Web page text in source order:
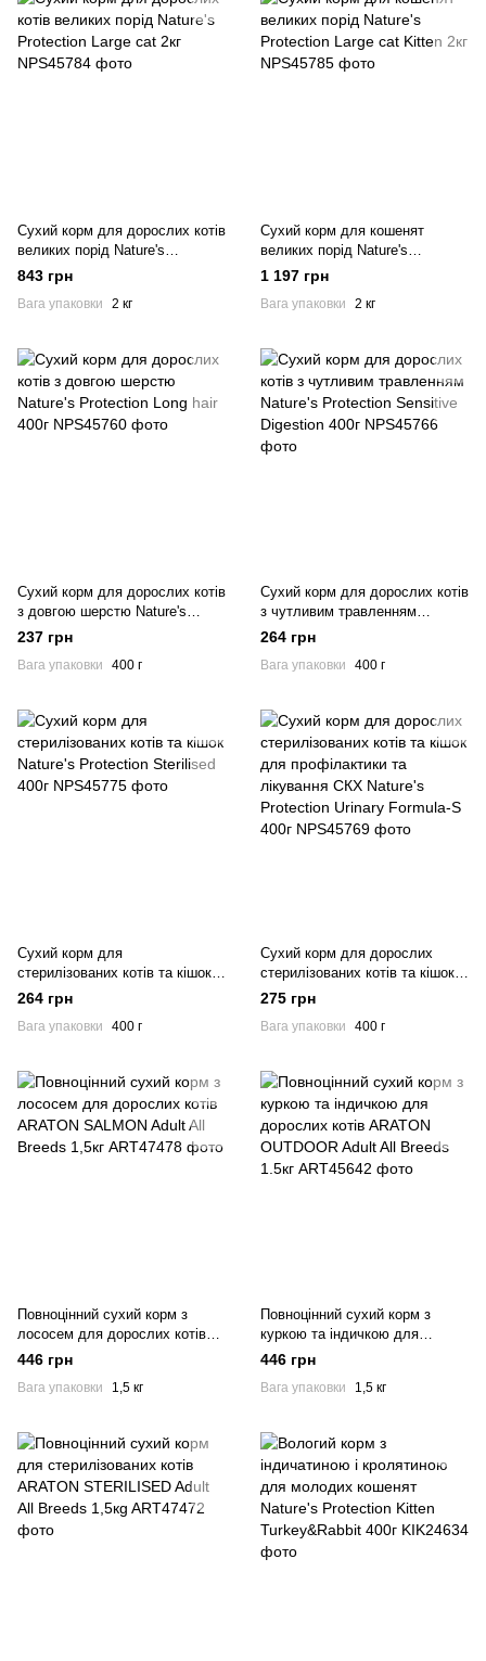
Сухий корм для дорослих котів
великих порід Nature's
Protection Large cat 2кг
843 грн
Вага упаковки 2 кг
Сухий корм для кошенят
великих порід Nature's
Protection Large cat Kitten 2кг
1 197 грн
Вага упаковки 2 кг
Сухий корм для дорослих котів
з довгою шерстю Nature's
Protection Long hair 400г
237 грн
Вага упаковки 400 г
Сухий корм для дорослих котів
з чутливим травленням
Nature's Protection Sensitive
Digestion 400г
264 грн
Вага упаковки 400 г
Сухий корм для
стерилізованих котів та кішок
Nature's Protection Sterilised
264 грн
Вага упаковки 400 г
Сухий корм для дорослих
стерилізованих котів та кішок
для профілактики та лікування
СКХ Nature's Protection Urinary
Formula-S 400г
275 грн
Вага упаковки 400 г
Повноцінний сухий корм з
лососем для дорослих котів
ARATON SALMON Adult All
Breeds 1,5кг
446 грн
Вага упаковки 1,5 кг
Повноцінний сухий корм з
куркою та індичкою для
дорослих котів ARATON
OUTDOOR Adult All Breeds
1.5кг
446 грн
Вага упаковки 1,5 кг